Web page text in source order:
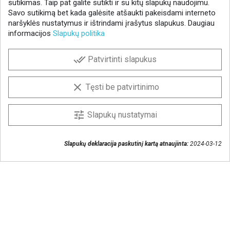
Gaukite geriausius pasiūlymus!
Prenumeruokite naujienlaiškį ir visada sužinokite
Sutinku, kad mano duomenys būtų saugomi
sutikimas. Taip pat galite sutikti ir su kitų slapukų naudojimu.
Savo sutikimą bet kada galėsite atšaukti pakeisdami interneto
naršyklės nustatymus ir ištrindami įrašytus slapukus. Daugiau
informacijos Slapukų politika
done_all Patvirtinti slapukus
clear Tęsti be patvirtinimo
tune Slapukų nustatymai
Slapukų deklaracija paskutinį kartą atnaujinta: 2024-03-12